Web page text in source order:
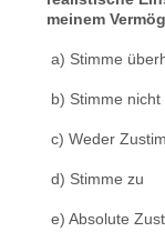
meinem
a) Stimme
b) Stimme nicht
c) Weder
d) Stimme zu
e) Absolute